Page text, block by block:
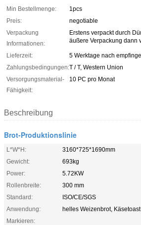
Min Bestellmenge:
1pcs
Preis:
negotiable
Verpackung
Informationen:
Erstens verpackt durch
äußere Verpackung dann
Lieferzeit:
5 Werktage nach
Zahlungsbedingungen:T / T, Western Union
Versorgungsmaterial-
Fähigkeit:
10 PC pro Monat
Beschreibung
Brot-Produktionslinie
L*W*H:
3160*725*1690mm
Gewicht:
693kg
Power:
5.72KW
Rollenbreite:
300 mm
Standard:
ISO/CE/SGS
Anwendung:
helles Weizenbrot, Käsetoast
Markieren: